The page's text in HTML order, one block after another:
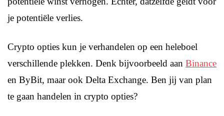
je potentiële verlies.
Crypto opties kun je verhandelen op een heleboel
verschillende plekken. Denk bijvoorbeeld aan Binance
en ByBit, maar ook Delta Exchange. Ben jij van plan
te gaan handelen in crypto opties?